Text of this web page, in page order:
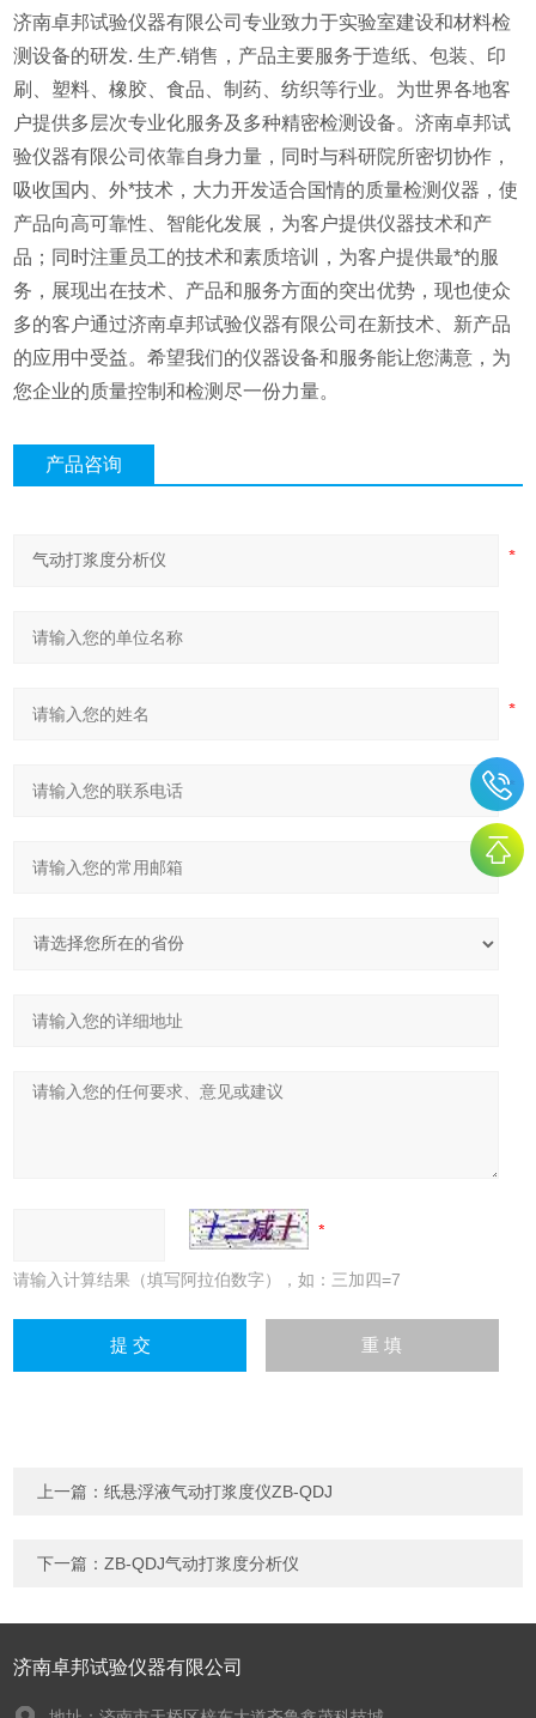
济南卓邦试验仪器有限公司专业致力于实验室建设和材料检
测设备的研发. 生产.销售，产品主要服务于造纸、包装、印
刷、塑料、橡胶、食品、制药、纺织等行业。为世界各地客
户提供多层次专业化服务及多种精密检测设备。济南卓邦试
验仪器有限公司依靠自身力量，同时与科研院所密切协作，
吸收国内、外*技术，大力开发适合国情的质量检测仪器，使
产品向高可靠性、智能化发展，为客户提供仪器技术和产
品；同时注重员工的技术和素质培训，为客户提供最*的服
务，展现出在技术、产品和服务方面的突出优势，现也使众
多的客户通过济南卓邦试验仪器有限公司在新技术、新产品
的应用中受益。希望我们的仪器设备和服务能让您满意，为
您企业的质量控制和检测尽一份力量。
产品咨询
请输入计算结果（填写阿拉伯数字），如：三加四=7
上一篇：纸悬浮液气动打浆度仪ZB-QDJ
下一篇：ZB-QDJ气动打浆度分析仪
济南卓邦试验仪器有限公司